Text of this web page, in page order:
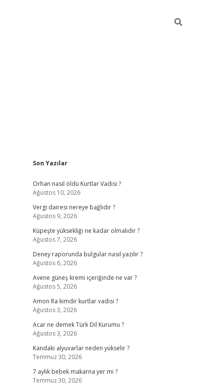
Sidebar
Son Yazılar
Orhan nasıl öldü Kurtlar Vadisi ?
Ağustos 10, 2026
Vergi dairesi nereye bağlıdır ?
Ağustos 9, 2026
Küpeşte yüksekliği ne kadar olmalıdır ?
Ağustos 7, 2026
Deney raporunda bulgular nasıl yazılır ?
Ağustos 6, 2026
Avene güneş kremi içeriğinde ne var ?
Ağustos 5, 2026
Amon Ra kimdir kurtlar vadisi ?
Ağustos 3, 2026
Acar ne demek Türk Dil Kurumu ?
Ağustos 3, 2026
Kandaki alyuvarlar neden yükselir ?
Temmuz 30, 2026
7 aylık bebek makarna yer mi ?
Temmuz 30, 2026